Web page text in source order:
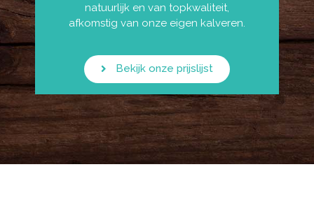
natuurlijk en van topkwaliteit,
afkomstig van onze eigen kalveren.
Bekijk onze prijslijst